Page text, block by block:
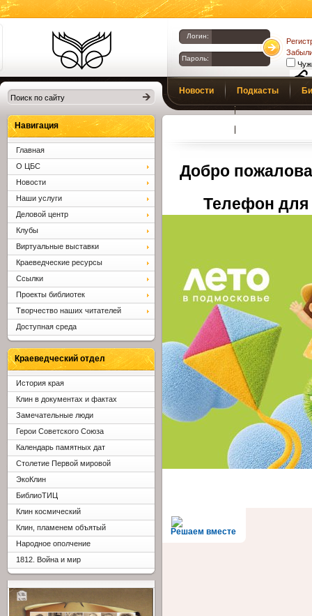
Библиотеки
Клина. Клинская
ЦБС.
Логин:
Пароль:
Новости Подкасты
Добро
Телефон для
Решаем вместе
Навигация
Главная
О ЦБС
Новости
Наши услуги
Деловой центр
Клубы
Виртуальные выставки
Краеведческие ресурсы
Ссылки
Проекты библиотек
Творчество наших читателей
Доступная среда
Краеведческий отдел
История края
Клин в документах и фактах
Замечательные люди
Герои Советского Союза
Календарь памятных дат
Столетие Первой мировой
ЭкоКлин
БиблиоТИЦ
Клин космический
Клин, пламенем объятый
Народное ополчение
1812. Война и мир